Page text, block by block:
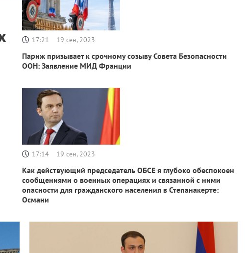
17:21 19 сен, 2023
Париж призывает к срочному созыву Совета Безопасности
ООН: Заявление МИД Франции
17:14 19 сен, 2023
Как действующий председатель ОБСЕ я глубоко обеспокоен
сообщениями о военных операциях и связанной с ними
опасности для гражданского населения в Степанакерте:
Османи